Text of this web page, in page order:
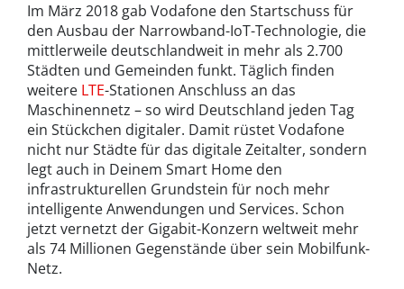
Im März 2018 gab Vodafone den Startschuss für
den Ausbau der Narrowband-IoT-Technologie, die
mittlerweile deutschlandweit in mehr als 2.700
Städten und Gemeinden funkt. Täglich finden
weitere LTE-Stationen Anschluss an das
Maschinennetz – so wird Deutschland jeden Tag
ein Stückchen digitaler. Damit rüstet Vodafone
nicht nur Städte für das digitale Zeitalter, sondern
legt auch in Deinem Smart Home den
infrastrukturellen Grundstein für noch mehr
intelligente Anwendungen und Services. Schon
jetzt vernetzt der Gigabit-Konzern weltweit mehr
als 74 Millionen Gegenstände über sein Mobilfunk-
Netz.